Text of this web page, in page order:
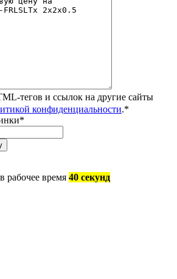
тегов и ссылок на другие сайты
конфиденциальности.*
*
рабочее время 40 секунд